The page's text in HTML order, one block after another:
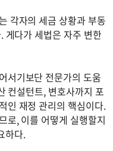
각자의 세금 상황과 부동
게다가 세법은 자주 변한
서기보단 전문가의 도움
컨설턴트, 변호사까지 포
인 재정 관리의 핵심이다.
로, 이를 어떻게 실행할지
하다.